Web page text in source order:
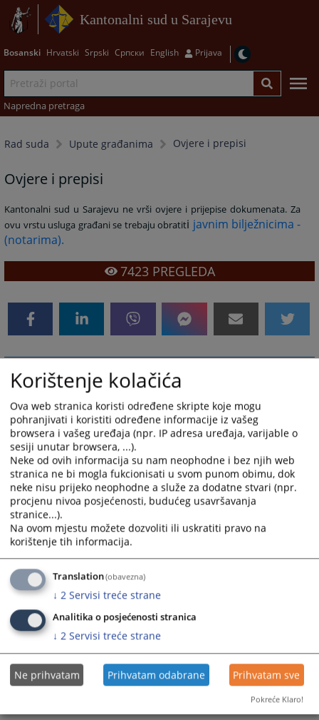
Kantonalni sud u Sarajevu
Bosanski Hrvatski Srpski Српски English Prijava
Napredna pretraga
Rad suda Upute građanima Ovjere i prepisi
Ovjere i prepisi
Kantonalni sud u Sarajevu ne vrši ovjere i prijepise dokumenata. Za
ovu vrstu usluga građani se trebaju obratiti javnim bilježnicima -
(notarima).
7423PREGLEDA
Korištenje kolačića
Ova web stranica koristi određene skripte koje mogu
pohranjivati i koristiti određene informacije iz vašeg
browsera i vašeg uređaja (npr. IP adresa uređaja, varijable o
sesiji unutar browsera, ...).
Neke od ovih informacija su nam neophodne i bez njih web
stranica ne bi mogla fukcionisati u svom punom obimu, dok
neke nisu prijeko neophodne a služe za dodatne stvari (npr.
procjenu nivoa posjećenosti, budućeg usavršavanja
stranice...).
Na ovom mjestu možete dozvoliti ili uskratiti pravo na
korištenje tih informacija.
Translation(obavezna)
↓ 2 Servisi treće strane
Analitika o posjećenosti stranica
↓ 2 Servisi treće strane
Ne prihvatam Prihvatam odabrane Prihvatam sve
Pokreće Klaro!